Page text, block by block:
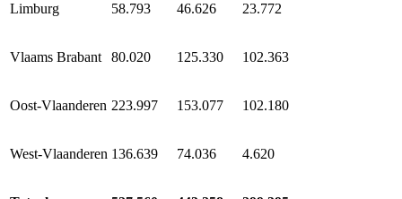
Limburg 58.793 46.626 23.772
Vlaams Brabant 80.020 125.330 102.363
Oost-Vlaanderen 223.997 153.077 102.180
West-Vlaanderen 136.639 74.036 4.620